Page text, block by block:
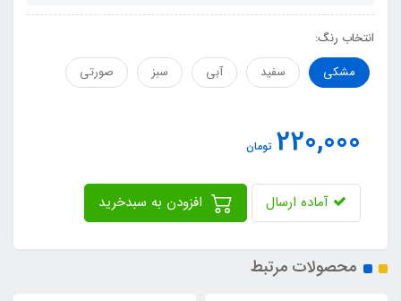
انتخاب رنگ:
مشکی
سفید آبی سبز صورتی
220,000 تومان
آماده ارسال
محصولات مرتبط